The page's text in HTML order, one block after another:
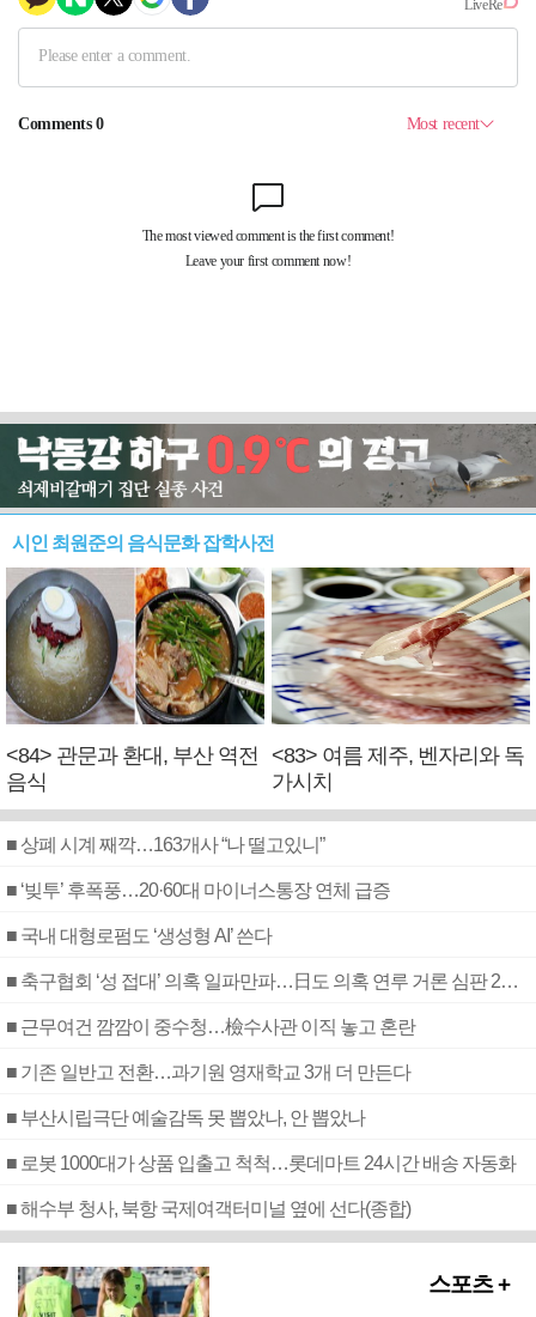
시인 최원준의 음식문화 잡학사전
<84> 관문과 환대, 부산 역전
음식
<83> 여름 제주, 벤자리와 독
가시치
■ 상폐 시계 째깍…163개사 “나 떨고있니”
■ ‘빚투’ 후폭풍…20·60대 마이너스통장 연체 급증
■ 국내 대형로펌도 ‘생성형 AI’ 쓴다
■ 축구협회 ‘성 접대’ 의혹 일파만파…日도 의혹 연루 거론 심판 2명 조사
■ 근무여건 깜깜이 중수청…檢수사관 이직 놓고 혼란
■ 기존 일반고 전환…과기원 영재학교 3개 더 만든다
■ 부산시립극단 예술감독 못 뽑았나, 안 뽑았나
■ 로봇 1000대가 상품 입출고 척척…롯데마트 24시간 배송 자동화
■ 해수부 청사, 북항 국제여객터미널 옆에 선다(종합)
스포츠 +